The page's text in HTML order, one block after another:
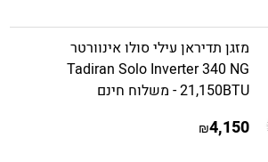
מזגן תדיראן עילי סולו אינוורטר
Tadiran Solo Inverter 340 NG
21,150BTU - משלוח חינם
4,150
₪